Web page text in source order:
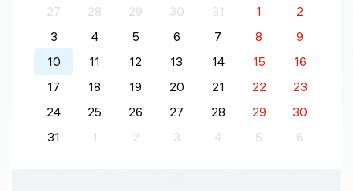
27
28 29 30 31 1
2
3
4 5 6 7 8
9
10
11 12 13 14 15
16
17
18 19 20 21 22
23
24
25 26 27 28 29
30
31
1 2 3 4 5 6